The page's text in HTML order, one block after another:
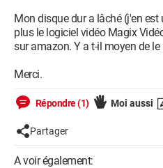
Mon disque dur a lâché (j'en
plus le logiciel vidéo Magix
sur amazon. Y a t-il moyen de le
Merci.
Répondre (1) Moi aussi
Partager
A voir également: